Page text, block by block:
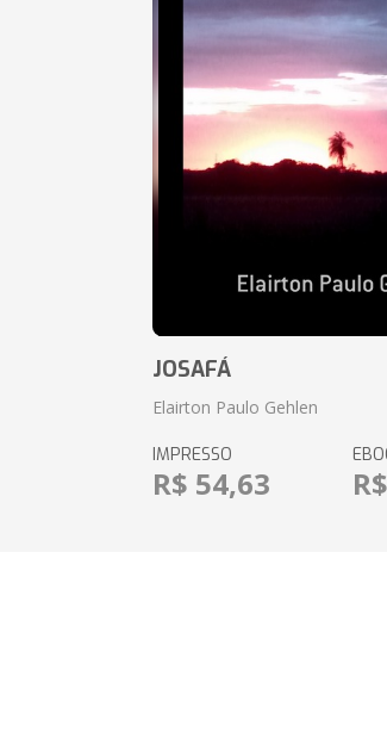
JOSAFÁ
Elairton Paulo Gehlen
IMPRESSO
R$ 54,63